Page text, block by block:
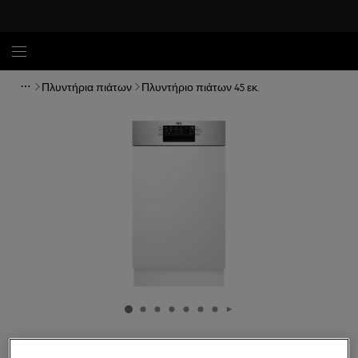
Πλυντήρια πιάτων Πλυντήριο πιάτων 45 εκ.